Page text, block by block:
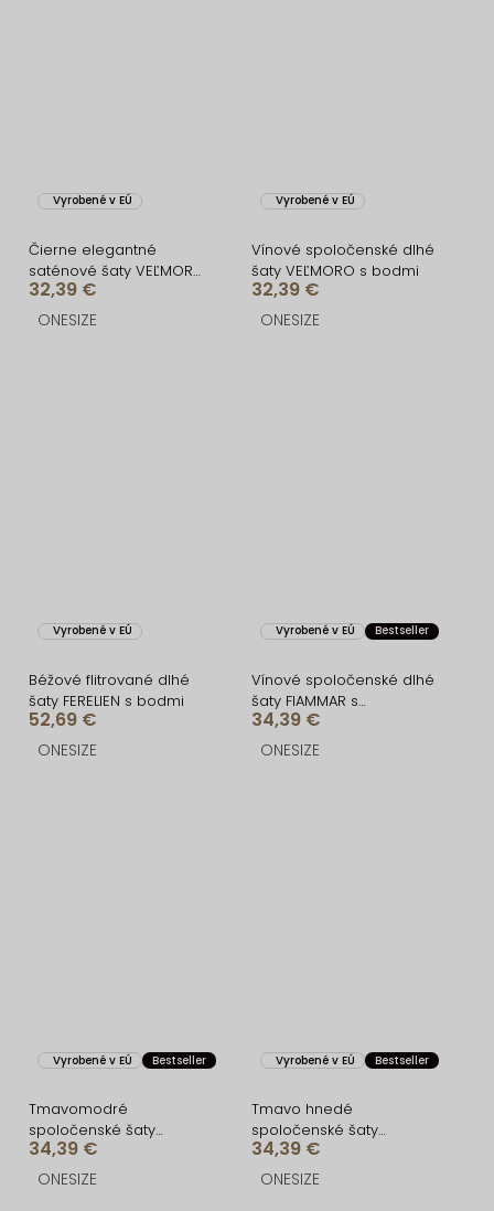
Vyrobené v EÚ
Čierne elegantné
saténové šaty VEĽMORO
s bodmi
32,39 €
ONESIZE
Vyrobené v EÚ
Vínové spoločenské dlhé
šaty VEĽMORO s bodmi
32,39 €
ONESIZE
Vyrobené v EÚ
Béžové flitrované dlhé
šaty FERELIEN s bodmi
52,69 €
ONESIZE
Vyrobené v EÚ Bestseller
Vínové spoločenské dlhé
šaty FIAMMAR s
rázporkom
34,39 €
ONESIZE
Vyrobené v EÚ Bestseller
Tmavomodré
spoločenské šaty
FIAMMAR na jedno
rameno
34,39 €
ONESIZE
Vyrobené v EÚ Bestseller
Tmavo hnedé
spoločenské šaty
FIAMMAR na jedno
rameno
34,39 €
ONESIZE